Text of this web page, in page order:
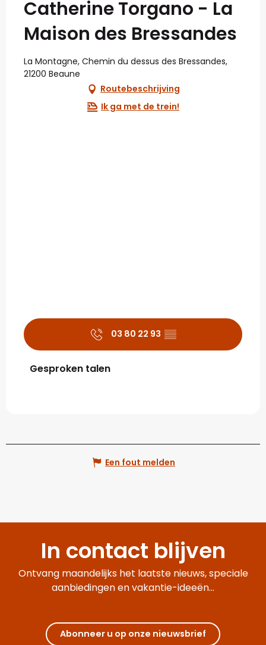
Catherine Torgano - La
Maison des Bressandes
La Montagne, Chemin du dessus des Bressandes,
21200 Beaune
Routebeschrijving
Ik ga met de trein!
03 80 22 93 ▒▒
Gesproken talen
Gesproken talen
Een fout melden
In contact blijven
Ontvang maandelijks het laatste nieuws, speciale
aanbiedingen en vakantie-ideeën...
Abonneer u op onze nieuwsbrief